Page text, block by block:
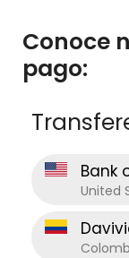
Conoce
pago:
Bank
United